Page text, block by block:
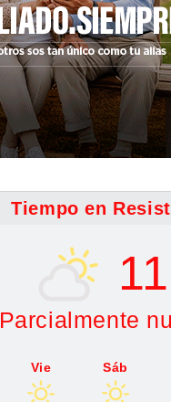
Tiempo en
Parcialmente
Vie Sáb